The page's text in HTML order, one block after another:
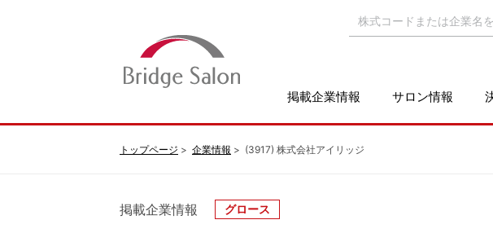
掲載企業情報 サロン情報
トップページ 企業情報 (3917) 株式会社アイリッジ
掲載企業情報 グロース